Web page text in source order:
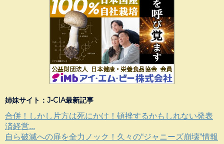
姉妹サイト：J-CIA最新記事
合併！しかし片方は死にかけ！頓挫するかもしれない発表
済経営...
自ら破滅への扉を全力ノック！久々の“ジャニーズ崩壊”情報